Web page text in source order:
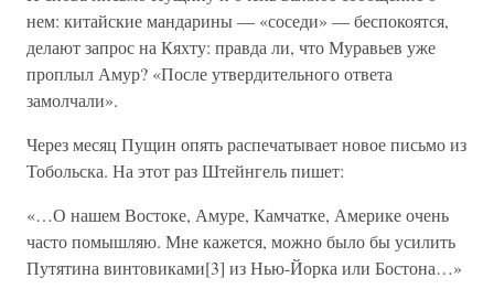
нем: китайские мандарины — «соседи» — беспокоятся,
делают запрос на Кяхту: правда ли, что Муравьев уже
проплыл Амур? «После утвердительного ответа
замолчали».
Через месяц Пущин опять распечатывает новое письмо из
Тобольска. На этот раз Штейнгель пишет:
«…О нашем Востоке, Амуре, Камчатке, Америке очень
часто помышляю. Мне кажется, можно было бы усилить
Путятина винтовиками[3] из Нью-Йорка или Бостона…»